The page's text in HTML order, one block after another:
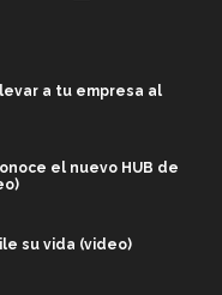
a tu empresa al
el nuevo HUB de
su vida (video)